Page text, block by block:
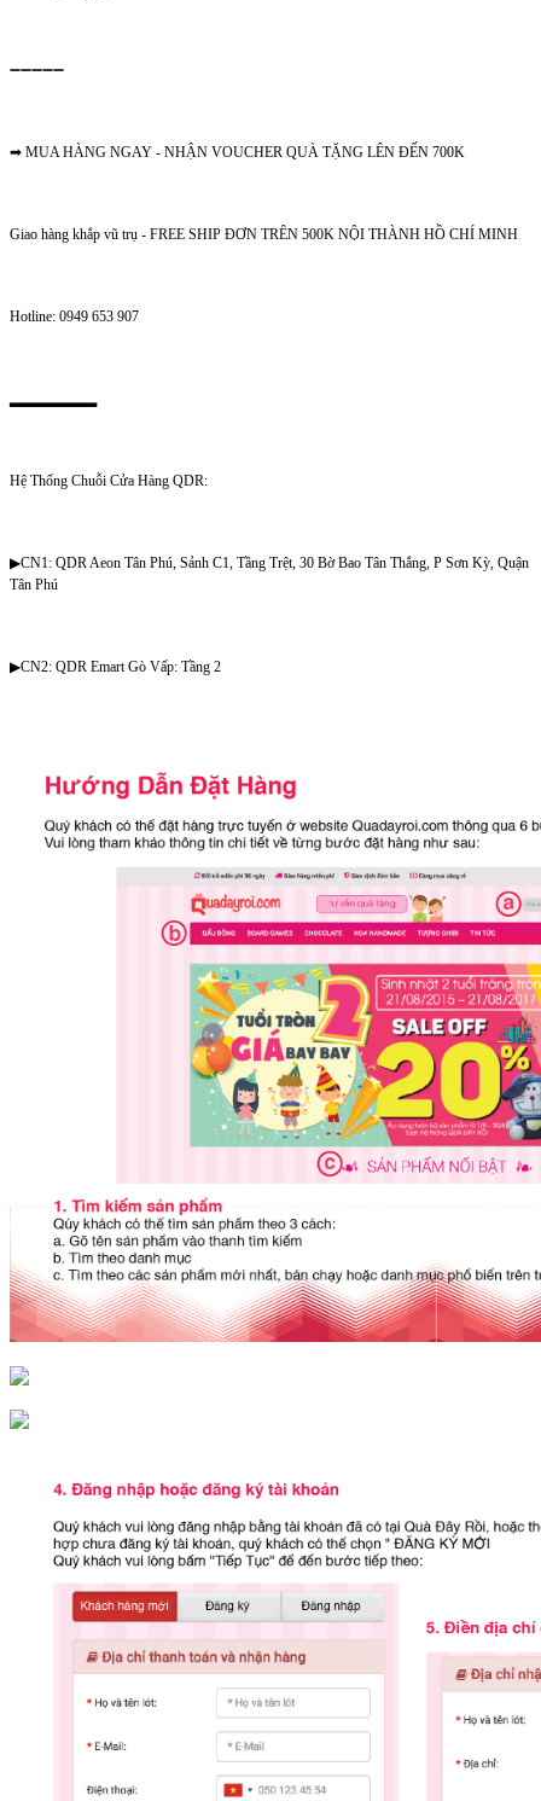
➖➖➖➖➖
➡ MUA HÀNG NGAY - NHẬN VOUCHER QUÀ TẶNG LÊN ĐẾN 700K
Giao hàng khắp vũ trụ - FREE SHIP ĐƠN TRÊN 500K NỘI THÀNH HỒ CHÍ MINH
Hotline: 0949 653 907
▂▂▂▂▂▂▂▂
Hệ Thống Chuỗi Cửa Hàng QDR:
▶CN1: QDR Aeon Tân Phú, Sảnh C1, Tầng Trệt, 30 Bờ Bao Tân Thắng, P Sơn Kỳ, Quận
Tân Phú
▶CN2: QDR Emart Gò Vấp: Tầng 2